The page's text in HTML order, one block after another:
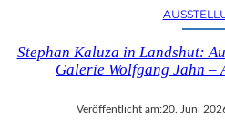
Stephan Kaluza in Landshut:
Galerie Wolfgang Jahn –
Veröffentlicht am:20. Juni